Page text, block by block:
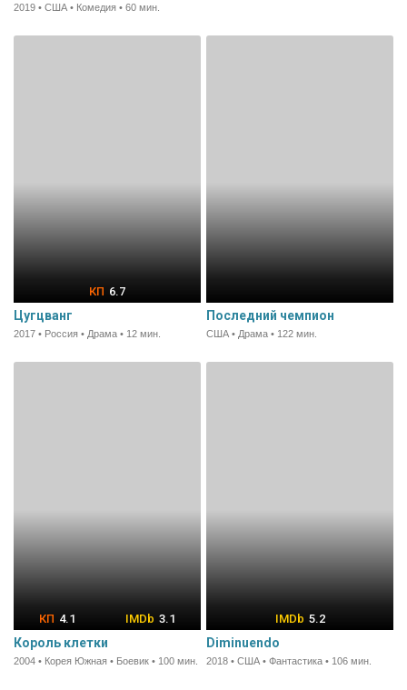
2019 • США • Комедия • 60 мин.
6.7
Цугцванг
2017 • Россия • Драма • 12 мин.
Последний чемпион
США • Драма • 122 мин.
4.1 3.1
Король клетки
2004 • Корея Южная • Боевик • 100 мин.
5.2
Diminuendo
2018 • США • Фантастика • 106 мин.